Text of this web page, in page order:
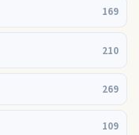
169
210
269
109